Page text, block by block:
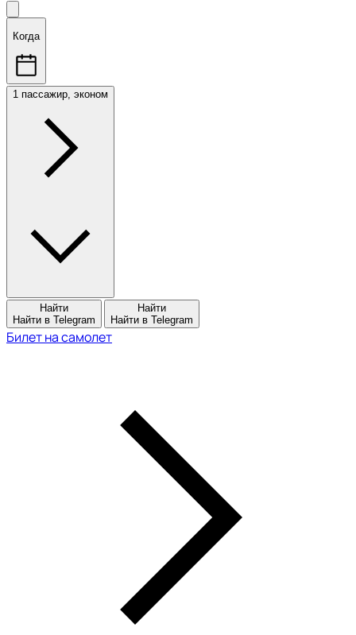
Когда
1 пассажир, эконом
Найти
Найти в Telegram
Найти
Найти в Telegram
Билет на самолет